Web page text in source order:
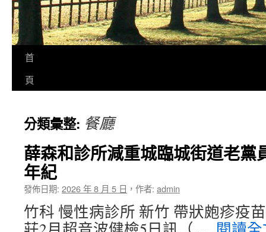
首
頁
分類彙整: 餐廳
薛森和診所減重城臨城街道老黨
年紀
發佈日期: 2026 年 8 月 5 日 ， 作者: admin
竹科 慢性病診所 新竹 帶狀皰疹疫